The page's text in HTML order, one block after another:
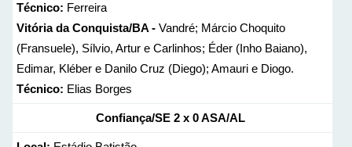
Técnico: Ferreira
Vitória da Conquista/BA - Vandré; Márcio Choquito
(Fransuele), Sílvio, Artur e Carlinhos; Éder (Inho Baiano),
Edimar, Kléber e Danilo Cruz (Diego); Amauri e Diogo.
Técnico: Elias Borges
Confiança/SE2 x 0ASA/AL